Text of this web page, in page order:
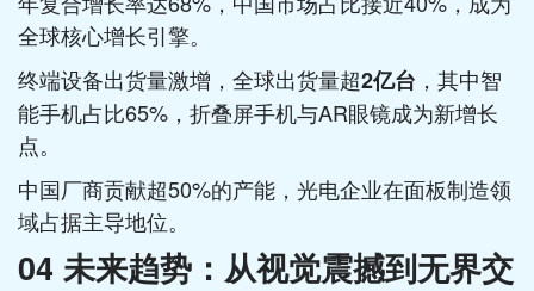
全球核心增长引擎。
终端设备出货量激增，全球出货量超2亿台 ，其中智
能手机占比65%，折叠屏手机与AR眼镜成为新增长
点。
中国厂商贡献超50%的产能，光电企业在面板制造领
域占据主导地位。
04 未来趋势：从视觉震撼到无界交